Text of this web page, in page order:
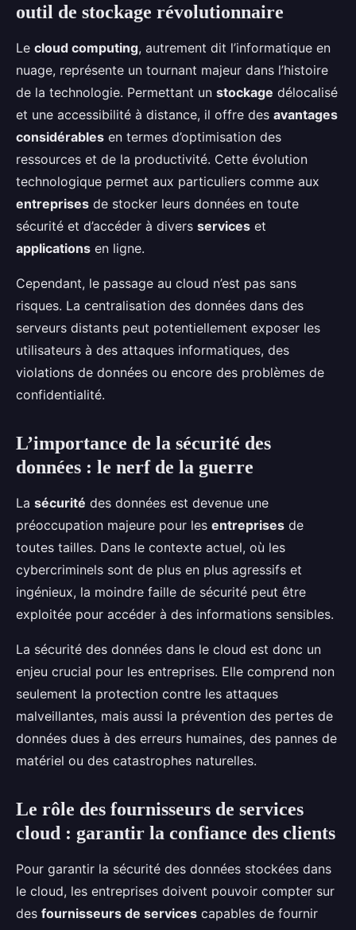
outil de stockage révolutionnaire
Le cloud computing, autrement dit l’informatique en
nuage, représente un tournant majeur dans l’histoire
de la technologie. Permettant un stockage délocalisé
et une accessibilité à distance, il offre des avantages
considérables en termes d’optimisation des
ressources et de la productivité. Cette évolution
technologique permet aux particuliers comme aux
entreprises de stocker leurs données en toute
sécurité et d’accéder à divers services et
applications en ligne.
Cependant, le passage au cloud n’est pas sans
risques. La centralisation des données dans des
serveurs distants peut potentiellement exposer les
utilisateurs à des attaques informatiques, des
violations de données ou encore des problèmes de
confidentialité.
L’importance de la sécurité des
données : le nerf de la guerre
La sécurité des données est devenue une
préoccupation majeure pour les entreprises de
toutes tailles. Dans le contexte actuel, où les
cybercriminels sont de plus en plus agressifs et
ingénieux, la moindre faille de sécurité peut être
exploitée pour accéder à des informations sensibles.
La sécurité des données dans le cloud est donc un
enjeu crucial pour les entreprises. Elle comprend non
seulement la protection contre les attaques
malveillantes, mais aussi la prévention des pertes de
données dues à des erreurs humaines, des pannes de
matériel ou des catastrophes naturelles.
Le rôle des fournisseurs de services
cloud : garantir la confiance des clients
Pour garantir la sécurité des données stockées dans
le cloud, les entreprises doivent pouvoir compter sur
des fournisseurs de services capables de fournir